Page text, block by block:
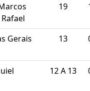
19
Gerais 13
12 A 13